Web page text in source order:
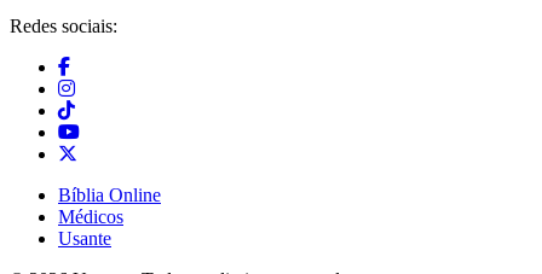
Redes sociais:
Bíblia Online
Médicos
Usante